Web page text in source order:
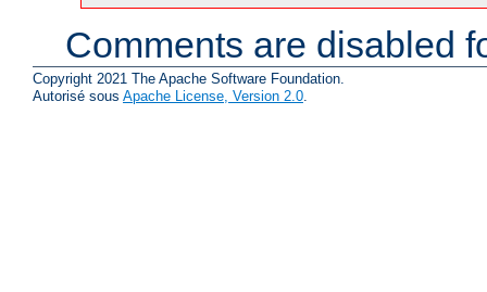
Comments are disabled
Copyright 2021 The Apache Software Foundation.
Autorisé sous Apache License, Version 2.0